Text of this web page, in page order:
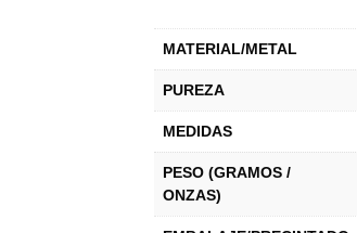
MATERIAL/METAL
PUREZA
MEDIDAS
PESO (GRAMOS /
ONZAS)